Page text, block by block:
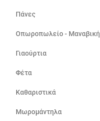
Πάνες
Οπωροπωλείο - Μαναβική
Γιαούρτια
Φέτα
Καθαριστικά
Μωρομάντηλα